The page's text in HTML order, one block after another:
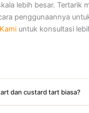
lebih besar. Tertarik
penggunaannya
untuk konsultasi
dan custard tart biasa?